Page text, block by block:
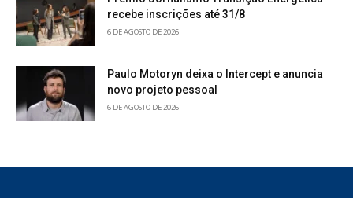
recebe inscrições até 31/8
6 DE AGOSTO DE 2026
Paulo Motoryn deixa o Intercept e anuncia
novo projeto pessoal
6 DE AGOSTO DE 2026